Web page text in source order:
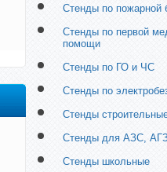
Стенды по пожарной
Стенды по первой
помощи
Стенды по ГО и ЧС
Стенды по
Стенды
Стенды для АЗС,
Стенды школьные